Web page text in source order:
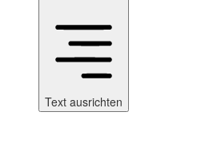
Text ausrichten